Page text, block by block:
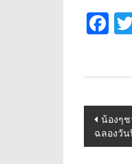
Post
น้องๆช
ฉลองวัน